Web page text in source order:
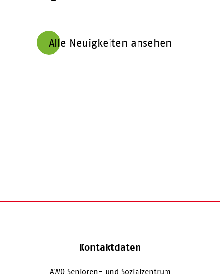
Alle Neuigkeiten ansehen
Kontaktdaten
AWO Senioren- und Sozialzentrum